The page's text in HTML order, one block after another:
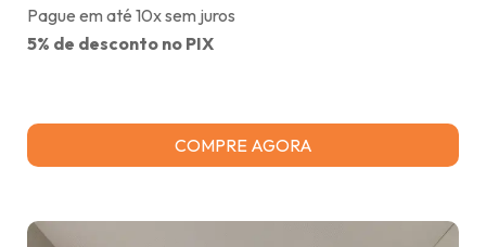
Pague em até 10x sem juros
5% de desconto no PIX
COMPRE AGORA